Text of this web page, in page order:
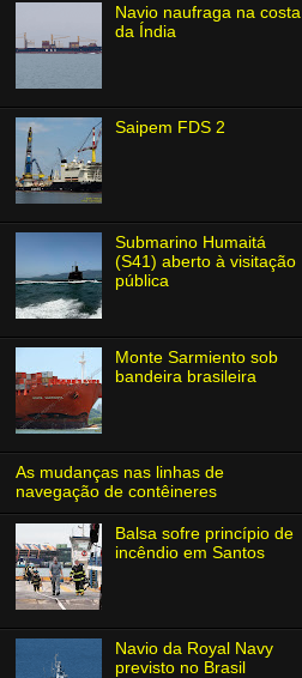
Navio naufraga na costa
da Índia
Saipem FDS 2
Submarino Humaitá
(S41) aberto à visitação
pública
Monte Sarmiento sob
bandeira brasileira
As mudanças nas linhas de
navegação de contêineres
Balsa sofre princípio de
incêndio em Santos
Navio da Royal Navy
previsto no Brasil